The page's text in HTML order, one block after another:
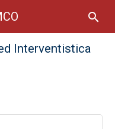
search
Interventistica